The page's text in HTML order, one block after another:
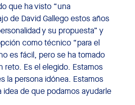
que ha visto “una
de David Gallego estos años
y su propuesta” y
como técnico “para el
es fácil, pero se ha tomado
reto. Es el elegido. Estamos
la persona idónea. Estamos
idea de que podamos ayudarle